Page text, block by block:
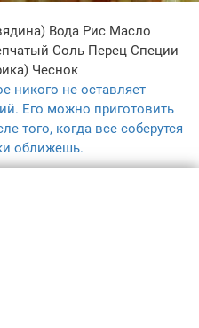
Вода Рис Масло
Соль Перец Специи
Чеснок
никого не оставляет
Его можно приготовить
того, когда все соберутся
оближешь.